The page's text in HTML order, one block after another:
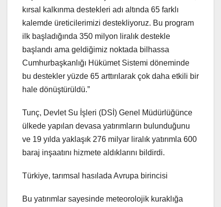
kırsal kalkınma destekleri adı altında 65 farklı
kalemde üreticilerimizi destekliyoruz. Bu program
ilk başladığında 350 milyon liralık destekle
başlandı ama geldiğimiz noktada bilhassa
Cumhurbaşkanlığı Hükümet Sistemi döneminde
bu destekler yüzde 65 arttırılarak çok daha etkili bir
hale dönüştürüldü.”
Tunç, Devlet Su İşleri (DSİ) Genel Müdürlüğünce
ülkede yapılan devasa yatırımların bulunduğunu
ve 19 yılda yaklaşık 276 milyar liralık yatırımla 600
baraj inşaatını hizmete aldıklarını bildirdi.
Türkiye, tarımsal hasılada Avrupa birincisi
Bu yatırımlar sayesinde meteorolojik kuraklığa